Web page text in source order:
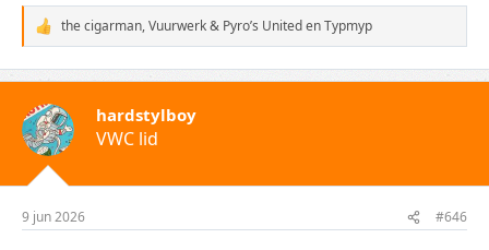
W
a
a
r
d
e
r
i
n
e
n
the cigarman,Vuurwerk & Pyro’s UnitedenTypmyp
hardstylboy
VWC lid
9 jun 2026 #646